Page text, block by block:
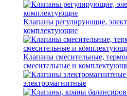
Клапаны регулирующие,
комплектующие
Клапаны смесительные,
смесительные и
электромагнитные